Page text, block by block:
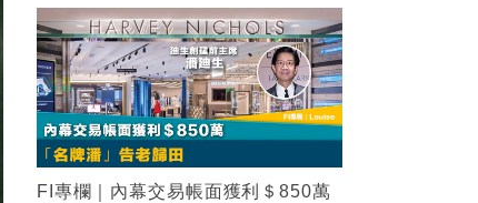
FI專欄｜內幕交易帳面獲利＄850萬